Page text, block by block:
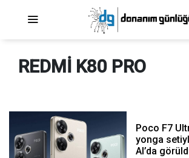
REDMI K80 PRO
Poco F7
yonga
AI’da